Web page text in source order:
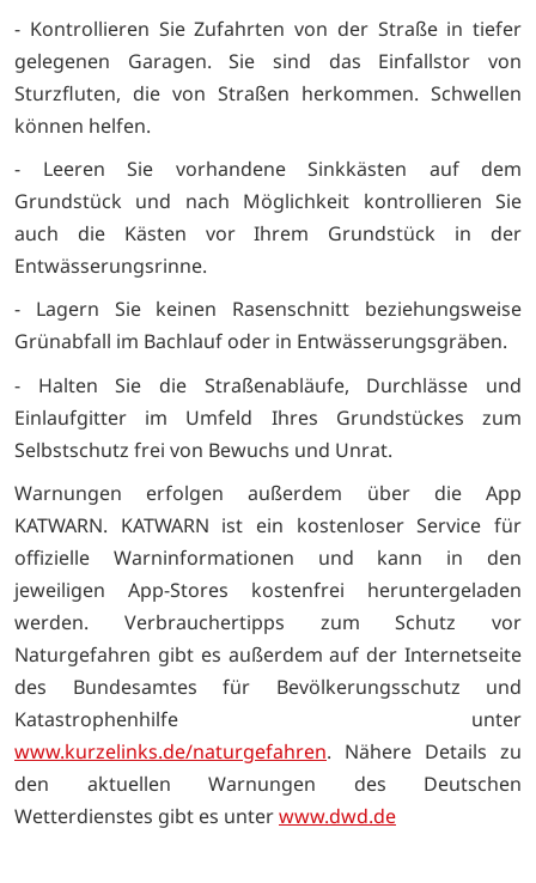
- Kontrollieren Sie Zufahrten von der Straße in tiefer
gelegenen Garagen. Sie sind das Einfallstor von
Sturzfluten, die von Straßen herkommen. Schwellen
können helfen.
- Leeren Sie vorhandene Sinkkästen auf dem
Grundstück und nach Möglichkeit kontrollieren Sie
auch die Kästen vor Ihrem Grundstück in der
Entwässerungsrinne.
- Lagern Sie keinen Rasenschnitt beziehungsweise
Grünabfall im Bachlauf oder in Entwässerungsgräben.
- Halten Sie die Straßenabläufe, Durchlässe und
Einlaufgitter im Umfeld Ihres Grundstückes zum
Selbstschutz frei von Bewuchs und Unrat.
Warnungen erfolgen außerdem über die App
KATWARN. KATWARN ist ein kostenloser Service für
offizielle Warninformationen und kann in den
jeweiligen App-Stores kostenfrei heruntergeladen
werden. Verbrauchertipps zum Schutz vor
Naturgefahren gibt es außerdem auf der Internetseite
des Bundesamtes für Bevölkerungsschutz und
Katastrophenhilfe unter
www.kurzelinks.de/naturgefahren. Nähere Details zu
den aktuellen Warnungen des Deutschen
Wetterdienstes gibt es unterwww.dwd.de